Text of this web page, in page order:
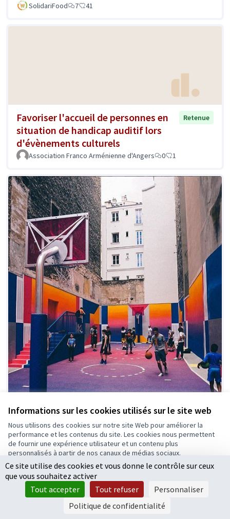
Informations sur les cookies utilisés sur le site web
Nous utilisons des cookies sur notre site Web pour améliorer la
performance et les contenus du site. Les cookies nous permettent
de fournir une expérience utilisateur et un contenu plus
personnalisés à partir de nos canaux de médias sociaux.
Tout accepter
Accepter seulement les cookies essentiels
Paramètres
SolidariFood 7 41
Favoriser l'accueil de personnes en
situation de handicap auditif lors
d'évènements culturels
Retenue
Association Franco Arménienne d'Angers 0 1
Développement d'un terrain de
Basketball original et innovant
Gérigné 0 8
Ce site utilise des cookies et vous donne le contrôle sur ceux
que vous souhaitez activer
Tout accepter
Tout refuser
Personnaliser
Politique de confidentialité